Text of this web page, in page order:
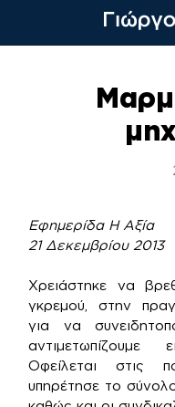
Εφημερίδα Η Αξία
21 Δεκεμβρίου 2013
Χρειάστηκε να
γκρεμού, στην
για να
αντιμετωπίζουμε
Οφείλεται στις
υπηρέτησε το